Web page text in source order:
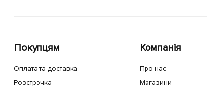
Покупцям
Оплата та доставка
Розстрочка
Компанія
Про нас
Магазини